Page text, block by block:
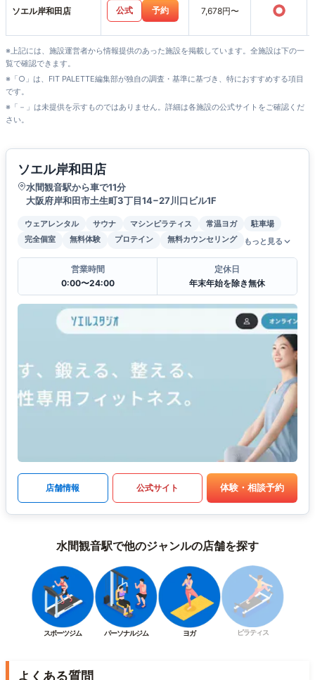
ソエル岸和田店 公式 予約 7,678円〜 ○
※上記には、施設運営者から情報提供のあった施設を掲載しています。全施設は下の一
覧で確認できます。
※「○」は、FIT PALETTE編集部が独自の調査・基準に基づき、特におすすめする項目
です。
※「－」は未提供を示すものではありません。詳細は各施設の公式サイトをご確認くだ
さい。
ソエル岸和田店
水間観音駅から車で11分
大阪府岸和田市土生町3丁目14−27川口ビル1F
ウェアレンタル サウナ マシンピラティス 常温ヨガ
駐車場
完全個室
無料体験 プロテイン 無料カウンセリング もっと見る
営業時間
0:00〜24:00
定休日
年末年始を除き無休
店舗情報 公式サイト 体験・相談予約
水間観音駅で他のジャンルの店舗を探す
スポーツジム パーソナルジム ヨガ ピラティス
よくある質問